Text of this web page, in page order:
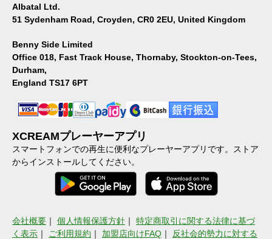
Albatal Ltd.
51 Sydenham Road, Croyden, CR0 2EU, United Kingdom
Benny Side Limited
Office 018, Fast Track House, Thornaby, Stockton-on-Tees,
Durham,
England TS17 6PT
XCREAMプレーヤーアプリ
スマートフォンでの再生に便利なプレーヤーアプリです。ストア
からインストールしてください。
会社概要 ｜ 個人情報保護方針 ｜ 特定商取引に関する法律に基づ
く表示 ｜ ご利用規約 ｜ 加盟店向けFAQ ｜ 反社会的勢力に対する